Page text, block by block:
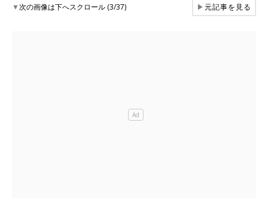
▼次の画像は下へスクロール (3/37) ▶元記事を見る